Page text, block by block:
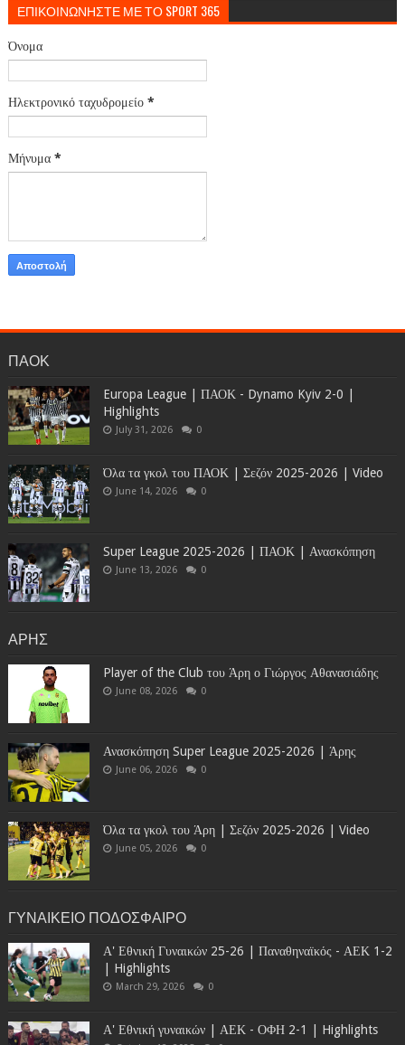
ΕΠΙΚΟΙΝΩΝΗΣΤΕ ΜΕ ΤΟ SPORT 365
Όνομα
Ηλεκτρονικό ταχυδρομείο *
Μήνυμα *
ΠΑΟΚ
Europa League | ΠΑΟΚ - Dynamo Kyiv 2-0 |
Highlights
July 31, 2026 0
Όλα τα γκολ του ΠΑΟΚ | Σεζόν 2025-2026 | Video
June 14, 2026 0
Super League 2025-2026 | ΠΑΟΚ | Ανασκόπηση
June 13, 2026 0
ΑΡΗΣ
Player of the Club του Άρη ο Γιώργος Αθανασιάδης
June 08, 2026 0
Ανασκόπηση Super League 2025-2026 | Άρης
June 06, 2026 0
Όλα τα γκολ του Άρη | Σεζόν 2025-2026 | Video
June 05, 2026 0
ΓΥΝΑΙΚΕΙΟ ΠΟΔΟΣΦΑΙΡΟ
Α' Εθνική Γυναικών 25-26 | Παναθηναϊκός - ΑΕΚ 1-2
| Highlights
March 29, 2026 0
Α' Εθνική γυναικών | ΑΕΚ - ΟΦΗ 2-1 | Highlights